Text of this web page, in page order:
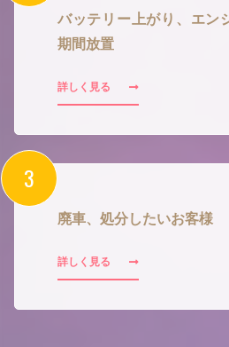
バッテリー上がり、エン
期間放置
詳しく見る
廃車、処分したいお客様
詳しく見る